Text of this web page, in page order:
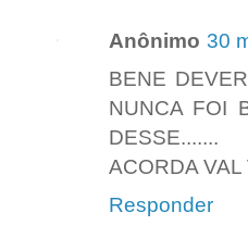
Anônimo 30
BENE
NUNCA FOI
DESSE.......
ACORDA
Responder